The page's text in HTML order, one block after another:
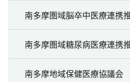
南多摩圏域脳卒中医療連携
南多摩圏域糖尿病医療連携
南多摩地域保健医療協議会